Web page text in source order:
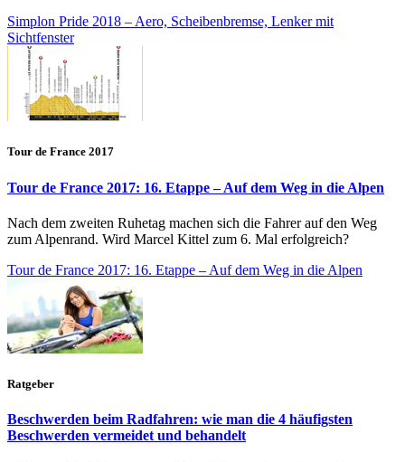
Simplon Pride 2018 – Aero, Scheibenbremse, Lenker mit
Sichtfenster
Tour de France 2017
Tour de France 2017: 16. Etappe – Auf dem Weg in die Alpen
Nach dem zweiten Ruhetag machen sich die Fahrer auf den Weg
zum Alpenrand. Wird Marcel Kittel zum 6. Mal erfolgreich?
Tour de France 2017: 16. Etappe – Auf dem Weg in die Alpen
Ratgeber
Beschwerden beim Radfahren: wie man die 4 häufigsten
Beschwerden vermeidet und behandelt